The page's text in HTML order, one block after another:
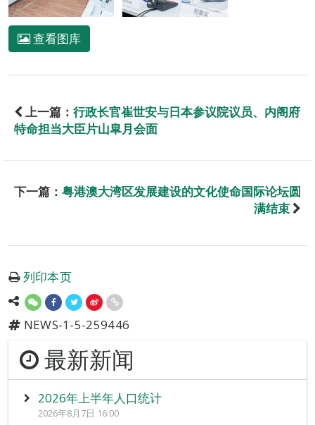
查看图库
上一篇： 行政长官崔世安与日本参议院议员、内阁府
特命担当大臣片山皐月会面
下一篇： 粤港澳大湾区发展建设的文化使命国际论坛圆
满结束
列印本页
NEWS-1-5-259446
最新新闻
2026年上半年人口统计
2026年8月7日 16:00